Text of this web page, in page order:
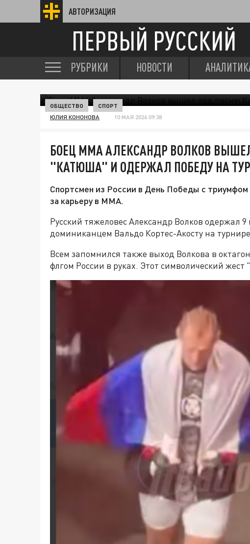
АВТОРИЗАЦИЯ
ПЕРВЫЙ РУССКИЙ
РУБРИКИ НОВОСТИ
ОБЩЕСТВО СПОРТ
ЮЛИЯ КОНОНОВА 10 МАЯ 2026 09:38
БОЕЦ MMA АЛЕКСАНДР ВОЛКОВ
"КАТЮША" И ОДЕРЖАЛ ПОБЕДУ НА
Спортсмен из России в День Победы с
за карьеру в ММА.
Русский тяжеловес Александр Волков одержал
доминиканцем Вальдо Кортес-Акосту на
Всем запомнился также выход Волкова в
флгом России в руках. Этот символический